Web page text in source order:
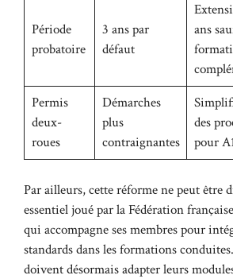
Période
probatoire
3 ans par
défaut
ans
Permis
deux-
roues
Démarches
plus
contraignantes
des
pour
Par ailleurs, cette réforme ne peut être
essentiel joué par laFédération
qui accompagne ses membres pour
standards dans les formations
doivent désormais adapter leurs